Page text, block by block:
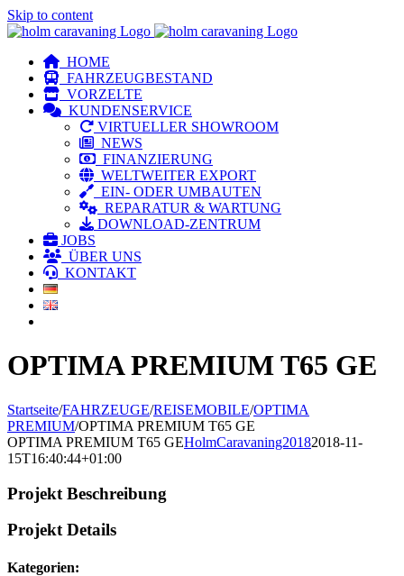
Skip to content
HOME
FAHRZEUGBESTAND
VORZELTE
KUNDENSERVICE
VIRTUELLER SHOWROOM
NEWS
FINANZIERUNG
WELTWEITER EXPORT
EIN- ODER UMBAUTEN
REPARATUR & WARTUNG
DOWNLOAD-ZENTRUM
JOBS
ÜBER UNS
KONTAKT
OPTIMA PREMIUM T65 GE
Startseite/FAHRZEUGE/REISEMOBILE/OPTIMA
PREMIUM/OPTIMA PREMIUM T65 GE
OPTIMA PREMIUM T65 GEHolmCaravaning20182018-11-
15T16:40:44+01:00
Projekt Beschreibung
Projekt Details
Kategorien: